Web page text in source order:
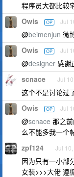
程序员大都比较
Owis OP Jul
@beimenjun 微
Owis OP Jul
@designer 感谢
scnace Jul
这个不是讨论过
Owis OP Jul
@scnace 那之
么不能多我一个
zpf124 Jul
因为只有一小部
女装>>>大佬 遵